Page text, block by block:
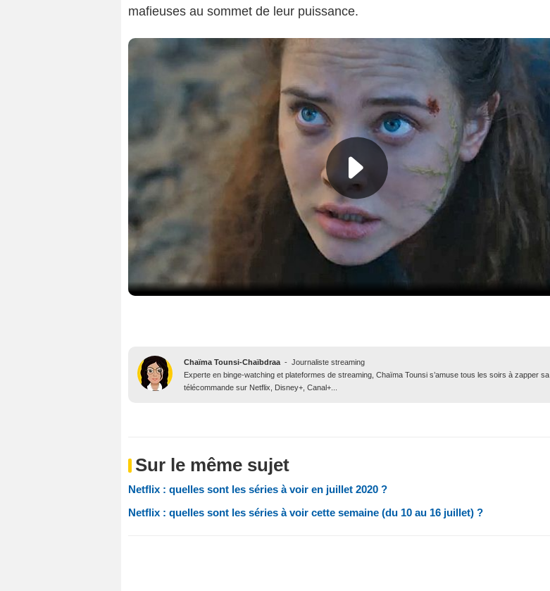
mafieuses au sommet de leur puissance.
Chaïma Tounsi-Chaïbdraa - Journaliste streaming
Experte en binge-watching et plateformes de streaming, Chaïma Tounsi s’amuse tous les soirs à zapper sa
télécommande sur Netflix, Disney+, Canal+...
Sur le même sujet
Netflix : quelles sont les séries à voir en juillet 2020 ?
Netflix : quelles sont les séries à voir cette semaine (du 10 au 16 juillet) ?